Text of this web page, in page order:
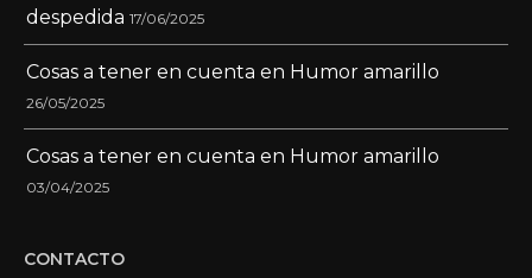
despedida 17/06/2025
Cosas a tener en cuenta en Humor amarillo
26/05/2025
Cosas a tener en cuenta en Humor amarillo
03/04/2025
CONTACTO